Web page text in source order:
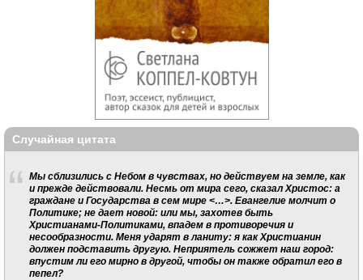
Случайная цитата
Мы сблизились с Небом в чувствах, но действуем на земле, как
и прежде действовали. Несмь от мира сего, сказал Христос: а
граждане и Государства в сем мире <…>. Евангелие молчит о
Политике; не дает новой: или мы, захотев быть
Христианами-Политиками, впадем в противоречия и
несообразности. Меня ударят в ланиту: я как Христианин
должен подставить другую. Неприятель сожжет наш город:
впустим ли его мирно в другой, чтобы он также обратил его в
пепел?